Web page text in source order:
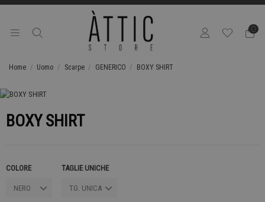
0
Home Uomo Scarpe GENERICO BOXY SHIRT
BOXY SHIRT
COLORE TAGLIE UNICHE